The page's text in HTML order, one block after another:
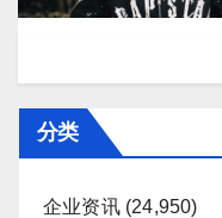
分类
企业资讯(24,950)